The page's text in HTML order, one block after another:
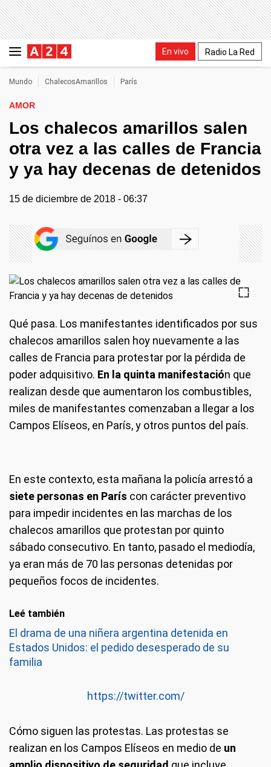
En vivo Radio La Red
Mundo ChalecosAmarillos París
AMOR
Los chalecos amarillos salen
otra vez a las calles de Francia
y ya hay decenas de detenidos
15 de diciembre de 2018 - 06:37
Qué pasa. Los manifestantes identificados por sus
chalecos amarillos salen hoy nuevamente a las
calles de Francia para protestar por la pérdida de
poder adquisitivo. En la quinta manifestación que
realizan desde que aumentaron los combustibles,
miles de manifestantes comenzaban a llegar a los
Campos Elíseos, en París, y otros puntos del país.
En este contexto, esta mañana la policía arrestó a
siete personas en París con carácter preventivo
para impedir incidentes en las marchas de los
chalecos amarillos que protestan por quinto
sábado consecutivo. En tanto, pasado el mediodía,
ya eran más de 70 las personas detenidas por
pequeños focos de incidentes.
Leé también
El drama de una niñera argentina detenida en
Estados Unidos: el pedido desesperado de su
familia
https://twitter.com/
Cómo siguen las protestas. Las protestas se
realizan en los Campos Elíseos en medio de un